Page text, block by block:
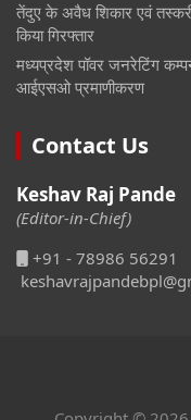
तेंदुए के अवैध शिकार एवं
किया गिरफ्तार
मध्यप्रदेश पॉवर जनरेटिंग
आईएसओ प्रमाणीकरण
Contact Us
Keshav Raj Pande
(Editor-in-Chief)
+91 - 78986 56291